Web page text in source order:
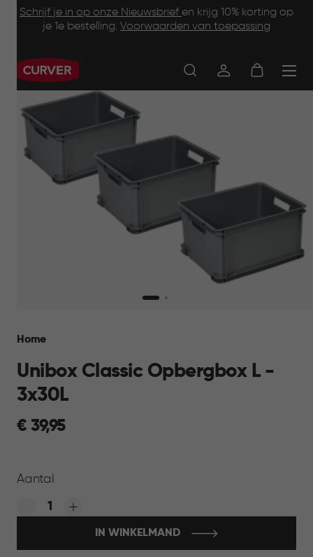
Schrijf je in op onze Nieuwsbrief en krijg 10% korting op
je 1e bestelling. Voorwaarden van toepassing
Main
navigation
Navigation
Home
Unibox Classic Opbergbox L -
3x30L
€
€ 39,95
Aantal
Quantity:
IN WINKELMAND
Footer